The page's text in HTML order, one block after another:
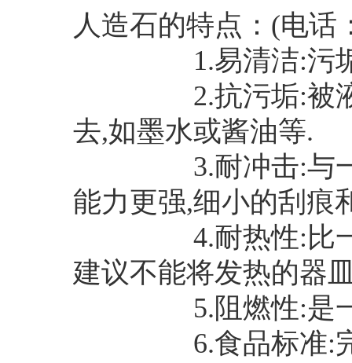
人造石的特点：(电话
1.易清洁:污垢都
2.抗污垢:被液体
去,如墨水或酱油等.
3.耐冲击:与一般
能力更强,细小的刮痕
4.耐热性:比一般
建议不能将发热的器
5.阻燃性:是一
6.食品标准:完全